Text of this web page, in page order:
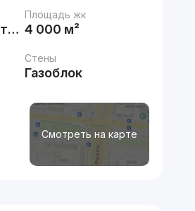
Сборно-монолитный
Площадь жк
4 000 м²
Стены
Газоблок
Смотреть на карте